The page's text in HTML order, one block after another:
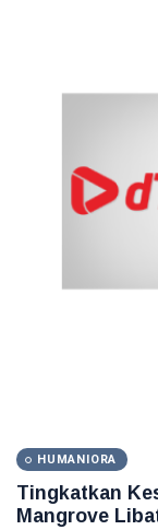
HUMANIORA
Tingkatkan
Mangrove